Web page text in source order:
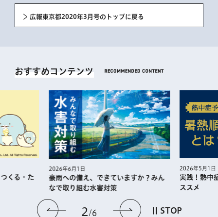
広報東京都2020年3月号のトップに戻る
おすすめコンテンツ
前のスライドを表示
2 6 次のスライドを
STOP
くる・た
2026年6月1日
豪雨への備え、できていますか？みん
なで取り組む水害対策
2026年5月1日
実践！熱中
ススメ